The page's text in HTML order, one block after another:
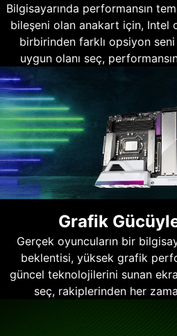
Bilgisayarında performansın
bileşeni olan anakart için, Intel
birbirinden farklı opsiyon
uygun olanı seç,
Grafik
Gerçek oyuncuların bir
beklentisi, yüksek grafik
güncel teknolojilerini sunan
seç, rakiplerinden her